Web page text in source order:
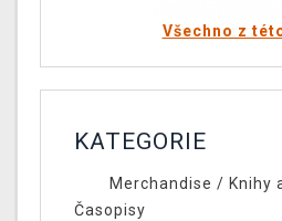
Všechno z
KATEGORIE
Merchandise / Knihy
Časopisy